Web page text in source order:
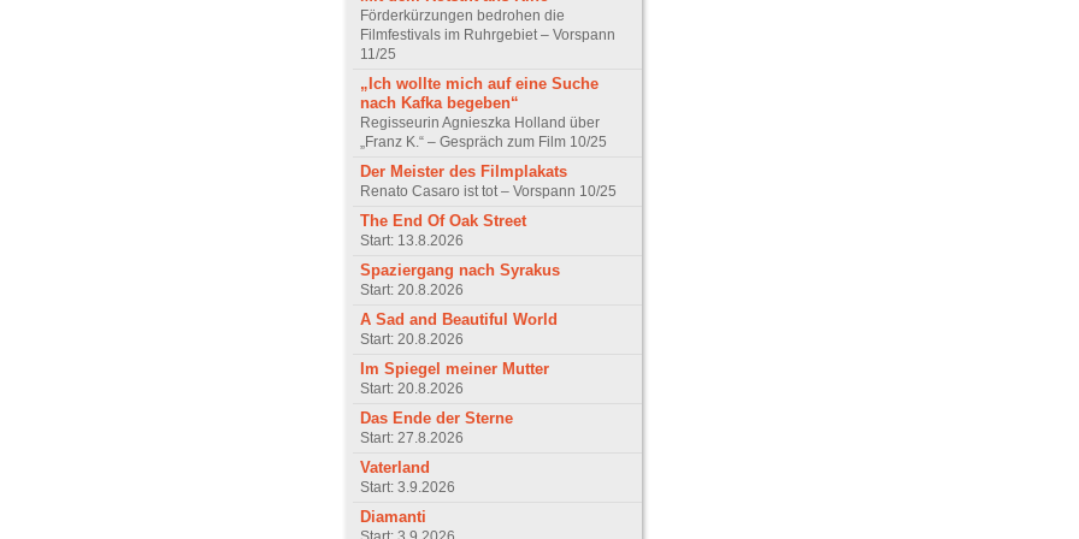
Förderkürzungen bedrohen die
Filmfestivals im Ruhrgebiet – Vorspann
11/25
„Ich wollte mich auf eine Suche
nach Kafka begeben“
Regisseurin Agnieszka Holland über
„Franz K.“ – Gespräch zum Film 10/25
Der Meister des Filmplakats
Renato Casaro ist tot – Vorspann 10/25
The End Of Oak Street
Start: 13.8.2026
Spaziergang nach Syrakus
Start: 20.8.2026
A Sad and Beautiful World
Start: 20.8.2026
Im Spiegel meiner Mutter
Start: 20.8.2026
Das Ende der Sterne
Start: 27.8.2026
Vaterland
Start: 3.9.2026
Diamanti